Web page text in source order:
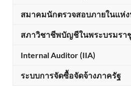
สมาคมนักตรวจสอบภายในแห่ง
สภาวิชาชีพบัญชีในพระบรมรา
Internal Auditor (IIA)
ระบบการจัดซื้อจัดจ้างภาครัฐ